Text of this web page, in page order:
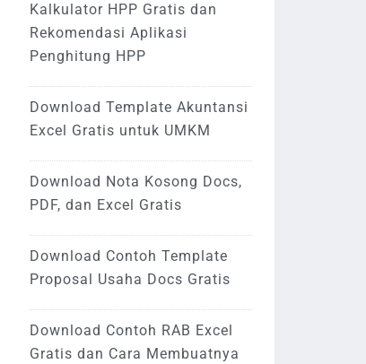
Kalkulator HPP Gratis dan
Rekomendasi Aplikasi
Penghitung HPP
Download Template Akuntansi
Excel Gratis untuk UMKM
Download Nota Kosong Docs,
PDF, dan Excel Gratis
Download Contoh Template
Proposal Usaha Docs Gratis
Download Contoh RAB Excel
Gratis dan Cara Membuatnya